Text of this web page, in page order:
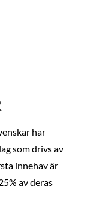
har
som drivs av
innehav är
av deras